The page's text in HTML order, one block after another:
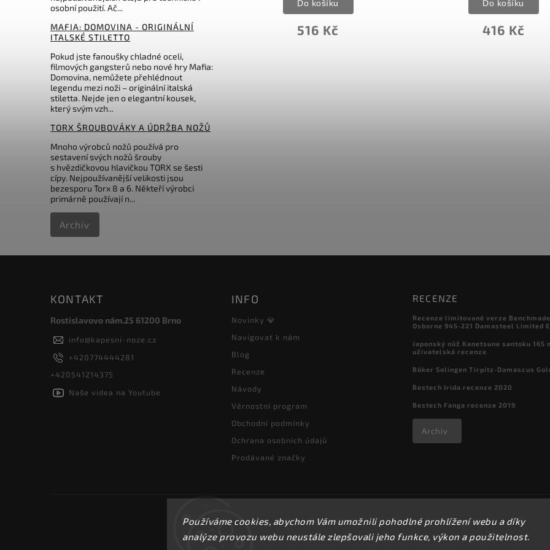
Používáme cookies, abychom Vám umožnili pohodlné prohlížení webu a díky
analýze provozu webu neustále zlepšovali jeho funkce, výkon a použitelnost.
osobní použití. Ač...
MAFIA: DOMOVINA - ORIGINÁLNÍ
ITALSKÉ STILETTO
Pokud jste fanoušky chladné oceli,
filmových gangsterů nebo nové hry Mafia:
Domovina, nemůžete přehlédnout
legendu mezi noži – originální italská
stiletta. Nejde jen o elegantní kousek,
který svým vzh...
TORX ŠROUBOVÁKY A ÚDRŽBA NOŽŮ
Mnoho výrobců nožů používá pro
sestavení svých nožů šrouby
s hvězdičkovou hlavičkou TORX se šesti
cípy. Nejpoužívanější velikosti jsou
bezesporu Torx 8 a 6. Někteří výrobci
primárně používají n...
Archiv
273 Kč 516 Kč
Do košíku
416 Kč
Do košíku
KONTAKT
Rostislavovo nám.25 61200 Brno
info@kapesni-noze.cz
+420774444281
+420541214375
Naše videa na Youtube
INFO
Novinky 💎
Navigovat k nám
Blog
Recenze
Návody
Věrnostní program
Obchodní podmínky
Ochrana osobních údajů
Prodávané značky
RECENZE
Recenze limitované verze
Osborne 945-221 Damasteel Limited
Japonský nůž Kanetsune santoku 165
uživatelská recenze
Böker Solingen Tirpitz-Damascus
Bestech Irida recenze 2020
Bestech Fanga recenze 2019
Archiv
Copyright 2026kapesni-noze.cz . Všechna práva vyhrazena.
Upravit nastavení cookies